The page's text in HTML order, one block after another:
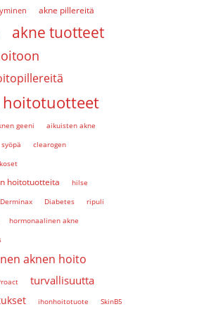
akne pillereitä
akne tuotteet
hoitotuotteet
geeni
aikuisten akne
syöpä
clearogen
hoitotuotteita
hilse
Derminax Diabetes
ripuli
hormonaalinen akne
aknen hoito
turvallisuutta
ihonhoitotuote
SkinB5